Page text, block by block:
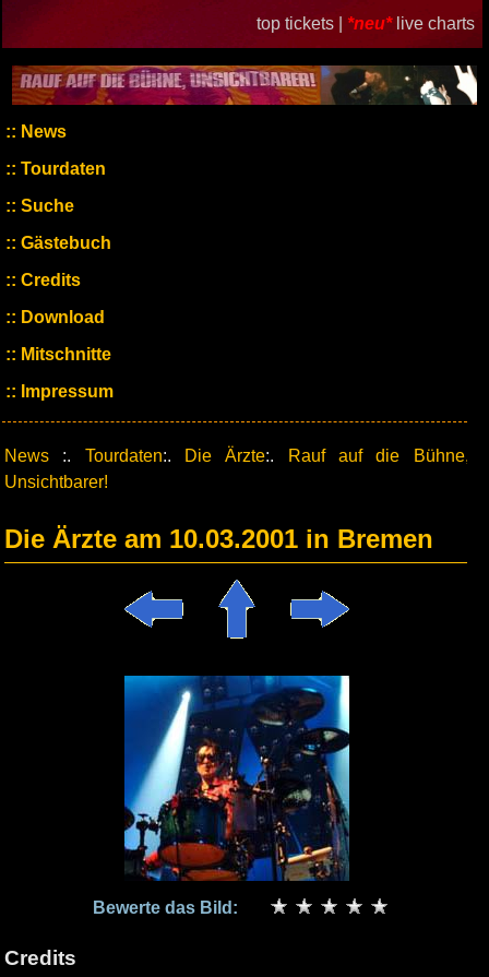
top tickets | *neu* live charts
News
Tourdaten
Suche
Gästebuch
Credits
Download
Mitschnitte
Impressum
News :. Tourdaten:. Die Ärzte:.
Rauf auf die Bühne,
Unsichtbarer!
Die Ärzte am 10.03.2001 in Bremen
Bewerte das Bild:
Credits